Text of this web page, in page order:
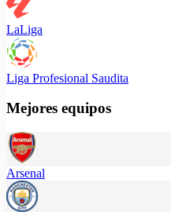
LaLiga
Liga Profesional Saudita
Mejores equipos
Arsenal